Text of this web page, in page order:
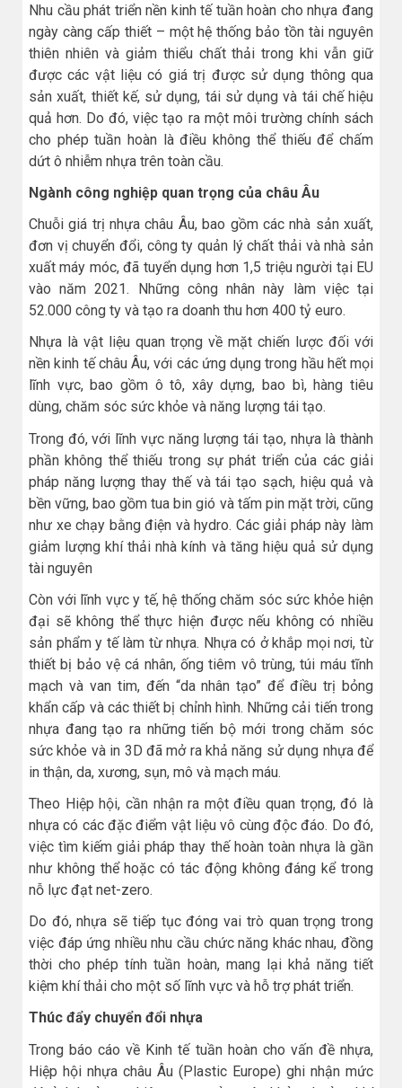
Nhu cầu phát triển nền kinh tế tuần hoàn cho nhựa đang
ngày càng cấp thiết – một hệ thống bảo tồn tài nguyên
thiên nhiên và giảm thiểu chất thải trong khi vẫn giữ
được các vật liệu có giá trị được sử dụng thông qua
sản xuất, thiết kế, sử dụng, tái sử dụng và tái chế hiệu
quả hơn. Do đó, việc tạo ra một môi trường chính sách
cho phép tuần hoàn là điều không thể thiếu để chấm
dứt ô nhiễm nhựa trên toàn cầu.
Ngành công nghiệp quan trọng của châu Âu
Chuỗi giá trị nhựa châu Âu, bao gồm các nhà sản xuất,
đơn vị chuyển đổi, công ty quản lý chất thải và nhà sản
xuất máy móc, đã tuyển dụng hơn 1,5 triệu người tại EU
vào năm 2021. Những công nhân này làm việc tại
52.000 công ty và tạo ra doanh thu hơn 400 tỷ euro.
Nhựa là vật liệu quan trọng về mặt chiến lược đối với
nền kinh tế châu Âu, với các ứng dụng trong hầu hết mọi
lĩnh vực, bao gồm ô tô, xây dựng, bao bì, hàng tiêu
dùng, chăm sóc sức khỏe và năng lượng tái tạo.
Trong đó, với lĩnh vực năng lượng tái tạo, nhựa là thành
phần không thể thiếu trong sự phát triển của các giải
pháp năng lượng thay thế và tái tạo sạch, hiệu quả và
bền vững, bao gồm tua bin gió và tấm pin mặt trời, cũng
như xe chạy bằng điện và hydro. Các giải pháp này làm
giảm lượng khí thải nhà kính và tăng hiệu quả sử dụng
tài nguyên
Còn với lĩnh vực y tế, hệ thống chăm sóc sức khỏe hiện
đại sẽ không thể thực hiện được nếu không có nhiều
sản phẩm y tế làm từ nhựa. Nhựa có ở khắp mọi nơi, từ
thiết bị bảo vệ cá nhân, ống tiêm vô trùng, túi máu tĩnh
mạch và van tim, đến “da nhân tạo” để điều trị bỏng
khẩn cấp và các thiết bị chỉnh hình. Những cải tiến trong
nhựa đang tạo ra những tiến bộ mới trong chăm sóc
sức khỏe và in 3D đã mở ra khả năng sử dụng nhựa để
in thận, da, xương, sụn, mô và mạch máu.
Theo Hiệp hội, cần nhận ra một điều quan trọng, đó là
nhựa có các đặc điểm vật liệu vô cùng độc đáo. Do đó,
việc tìm kiếm giải pháp thay thế hoàn toàn nhựa là gần
như không thể hoặc có tác động không đáng kể trong
nỗ lực đạt net-zero.
Do đó, nhựa sẽ tiếp tục đóng vai trò quan trọng trong
việc đáp ứng nhiều nhu cầu chức năng khác nhau, đồng
thời cho phép tính tuần hoàn, mang lại khả năng tiết
kiệm khí thải cho một số lĩnh vực và hỗ trợ phát triển.
Thúc đẩy chuyển đổi nhựa
Trong báo cáo về Kinh tế tuần hoàn cho vấn đề nhựa,
Hiệp hội nhựa châu Âu (Plastic Europe) ghi nhận mức